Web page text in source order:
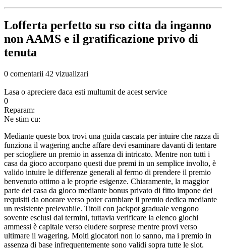
Lofferta perfetto su rso citta da inganno
non AAMS e il gratificazione privo di
tenuta
0 comentarii 42 vizualizari
Lasa o apreciere daca esti multumit de acest service
0
Reparam:
Ne stim cu:
Mediante queste box trovi una guida cascata per intuire che razza di
funziona il wagering anche affare devi esaminare davanti di tentare
per sciogliere un premio in assenza di intricato. Mentre non tutti i
casa da gioco accorpano questi due premi in un semplice involto, è
valido intuire le differenze generali al fermo di prendere il premio
benvenuto ottimo a le proprie esigenze. Chiaramente, la maggior
parte dei casa da gioco mediante bonus privato di fitto impone dei
requisiti da onorare verso poter cambiare il premio dedica mediante
un resistente prelevabile. Titoli con jackpot graduale vengono
sovente esclusi dai termini, tuttavia verificare la elenco giochi
ammessi è capitale verso eludere sorprese mentre provi verso
ultimare il wagering. Molti giocatori non lo sanno, ma i premio in
assenza di base infrequentemente sono validi sopra tutte le slot.